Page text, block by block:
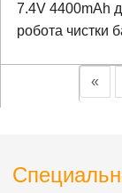
7.4V 4400mAh
робота чистки
«